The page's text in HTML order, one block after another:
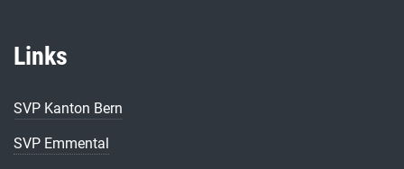
Links
SVP Kanton Bern
SVP Emmental